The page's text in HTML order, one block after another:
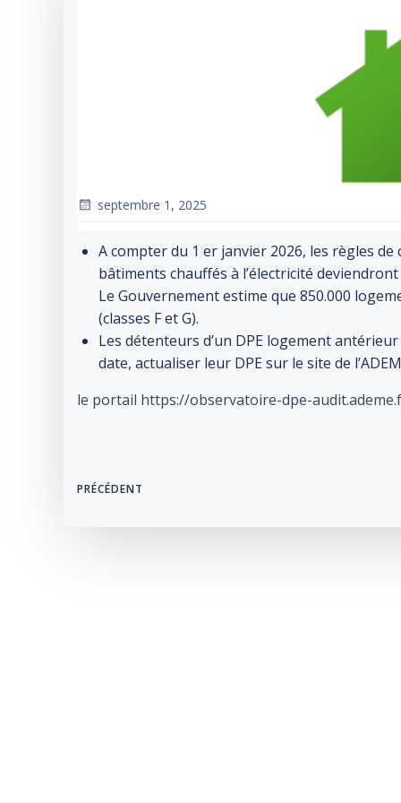
septembre 1, 2025
A compter du 1 er janvier 2026, les règles
bâtiments chauffés à l’électricité
Le Gouvernement estime que 850.000
(classes F et G).
Les détenteurs d’un DPE logement
date, actualiser leur DPE sur le site de
le portail https://observatoire-dpe-
Navigation
PRÉCÉDENT